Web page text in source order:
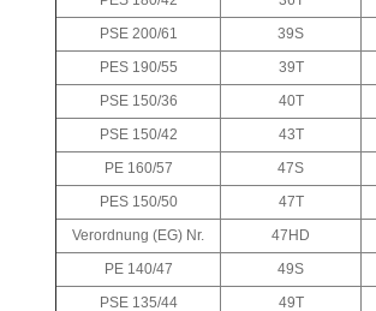
PSE 200/61
39S
PES 190/55
39T
PSE 150/36
40T
PSE 150/42
43T
PE 160/57
47S
PES 150/50
47T
Verordnung (EG) Nr.
47HD
PE 140/47
49S
PSE 135/44
49T